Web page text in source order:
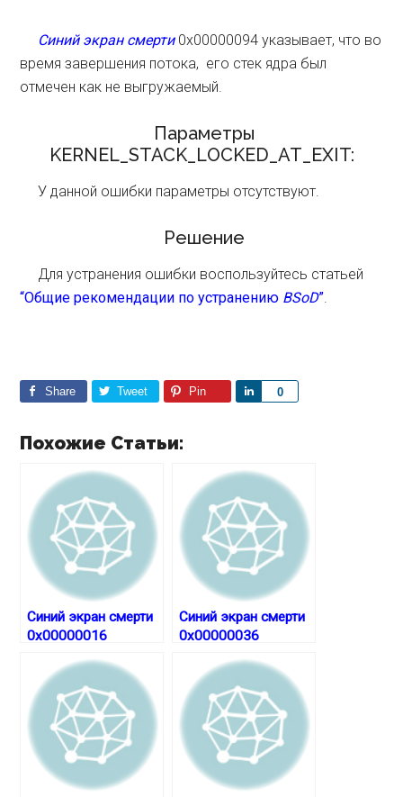
Синий экран смерти0x00000094 указывает, что во
время завершения потока, его стек ядра был
отмечен как не выгружаемый.
Параметры
KERNEL_STACK_LOCKED_AT_EXIT:
У данной ошибки параметры отсутствуют.
Решение
Для устранения ошибки воспользуйтесь статьей
“Общие рекомендации по устранению BSoD”.
Share Tweet Pin 0
e
Похожие Статьи:
Синий экран смерти
0x00000016
Синий экран смерти
0x00000036